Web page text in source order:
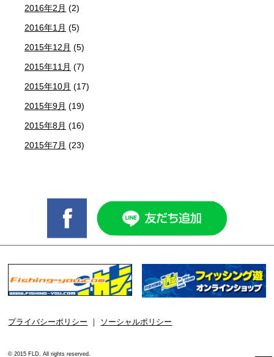
2016年2月 (2)
2016年1月 (5)
2015年12月 (5)
2015年11月 (7)
2015年10月 (17)
2015年9月 (19)
2015年8月 (16)
2015年7月 (23)
プライバシーポリシー ソーシャルポリシー
© 2015 FLD. All rights reserved.